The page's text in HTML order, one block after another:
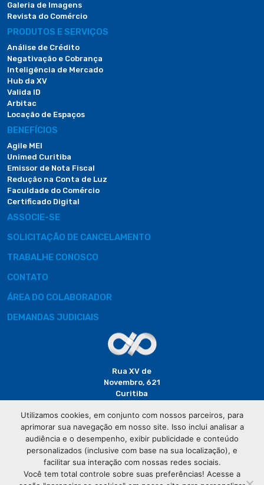
Galeria de Imagens
Revista do Comércio
PRODUTOS E SERVIÇOS
Análise de Crédito
Negativação e Cobrança
Inteligência de Mercado
Hub da XV
Valida ID
Arbitac
Locação de Espaços
BENEFÍCIOS
Agile MEI
Unimed Curitiba
Emissor de Nota Fiscal
Redução na Conta de Luz
Faculdade do Comércio
Certificado Digital
ASSOCIE-SE
SOLICITAÇÃO DE CANCELAMENTO
TRABALHE CONOSCO
CONTATO
ÁREA DO COLABORADOR
DEMANDAS JUDICIAIS
Rua XV de
Novembro, 621
Curitiba
(41) 3320-
2929
Utilizamos cookies, em conjunto com nossos parceiros, para
aprimorar sua navegação em nosso site. Isso inclui analisar a
audiência e o desempenho, exibir publicidade e conteúdo
personalizados (inclusive com base na sua localização), e
facilitar sua interação com nossas redes sociais.
Você tem total controle sobre suas preferências! Acesse a